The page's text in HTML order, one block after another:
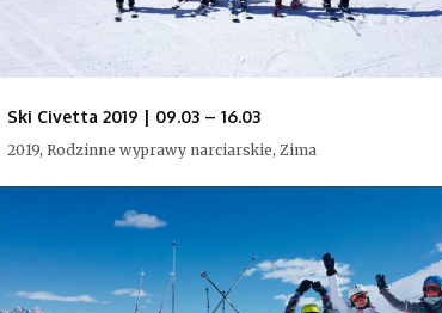
Ski Civetta 2019 | 09.03 – 16.03
2019, Rodzinne wyprawy narciarskie, Zima